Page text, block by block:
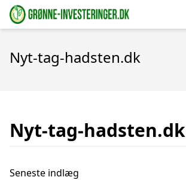
Nyt-tag-hadsten.dk
Nyt-tag-hadsten.dk
Seneste indlæg